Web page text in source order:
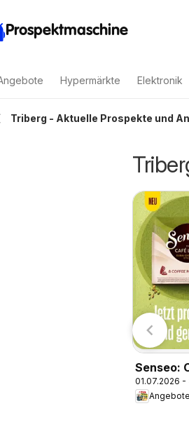
Prospektmaschine
Hypermärkte Elektronik
Triberg - Aktuelle Prospekte und
Senseo:
Latte
01.07.2026 -
Angebote